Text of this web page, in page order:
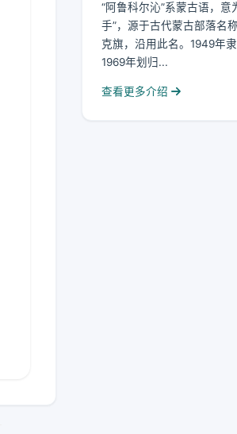
“阿鲁科尔沁”系蒙古语，意
手”，源于古代蒙古部落名
克旗，沿用此名。1949年隶
1969年划归...
查看更多介绍